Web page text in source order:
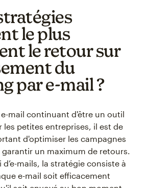
le plus
le retour sur
du
par e-mail ?
mail continuant d'être un outil
petites entreprises, il est de
d'optimiser les campagnes
garantir un maximum de retours.
d’e-mails, la stratégie consiste à
e-mail soit efficacement